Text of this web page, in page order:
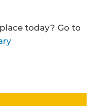
today? Go to
Beauséjour